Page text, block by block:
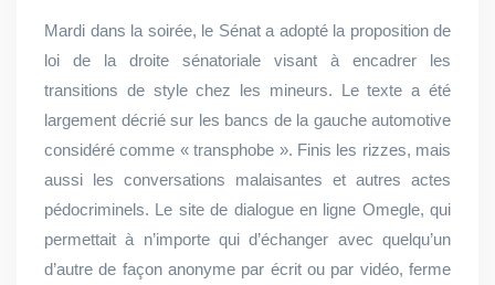
Mardi dans la soirée, le Sénat a adopté la proposition de
loi de la droite sénatoriale visant à encadrer les
transitions de style chez les mineurs. Le texte a été
largement décrié sur les bancs de la gauche automotive
considéré comme « transphobe ». Finis les rizzes, mais
aussi les conversations malaisantes et autres actes
pédocriminels. Le site de dialogue en ligne Omegle, qui
permettait à n’importe qui d’échanger avec quelqu’un
d’autre de façon anonyme par écrit ou par vidéo, ferme